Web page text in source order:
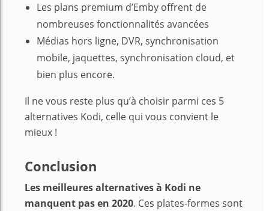
Les plans premium d’Emby offrent de
nombreuses fonctionnalités avancées
Médias hors ligne, DVR, synchronisation
mobile, jaquettes, synchronisation cloud, et
bien plus encore.
Il ne vous reste plus qu’à choisir parmi ces 5
alternatives Kodi, celle qui vous convient le
mieux !
Conclusion
Les meilleures alternatives à Kodi ne
manquent pas en 2020. Ces plates-formes sont